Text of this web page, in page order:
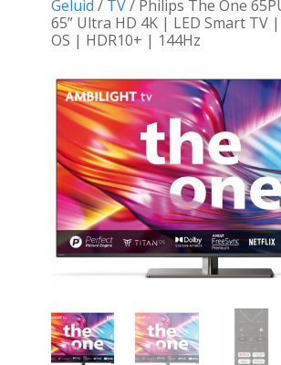
Geluid / TV/ Philips The One
65” Ultra HD 4K | LED Smart TV
OS | HDR10+ | 144Hz